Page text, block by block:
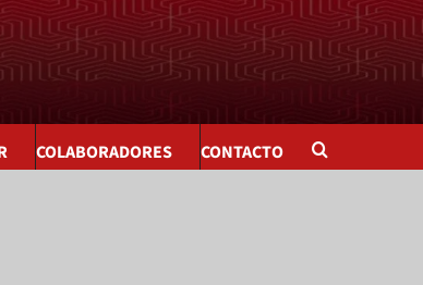
COLABORADORES CONTACTO